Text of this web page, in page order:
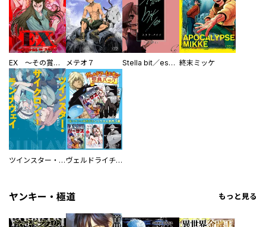
EX ～その賞金稼ぎは、世界の出口を探す～【単行本版】 メテオ７ Stella bit／es【単話版】 終末ミッケ
ツインスター・サイクロン・ランナウェイ ヴェルドライチオシ聖典パック 『転スラ』ミニ画集付き シリウス人気作３選
ヤンキー・極道 もっと見る